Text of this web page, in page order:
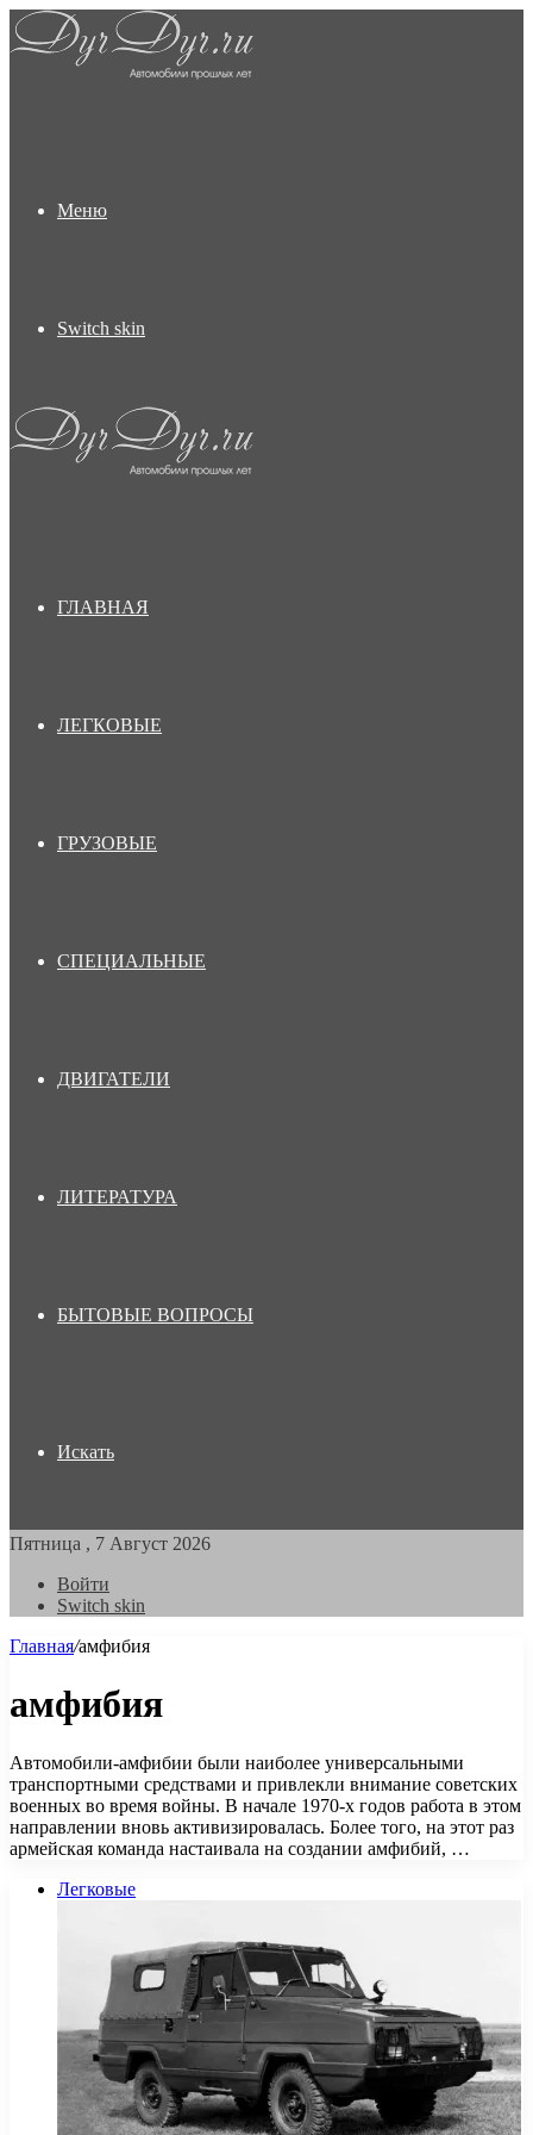
Меню
Switch skin
ГЛАВНАЯ
ЛЕГКОВЫЕ
ГРУЗОВЫЕ
СПЕЦИАЛЬНЫЕ
ДВИГАТЕЛИ
ЛИТЕРАТУРА
БЫТОВЫЕ ВОПРОСЫ
Искать
Пятница , 7 Август 2026
Войти
Switch skin
Главная/амфибия
амфибия
Автомобили-амфибии были наиболее универсальными
транспортными средствами и привлекли внимание советских
военных во время войны. В начале 1970-х годов работа в этом
направлении вновь активизировалась. Более того, на этот раз
армейская команда настаивала на создании амфибий, …
Легковые